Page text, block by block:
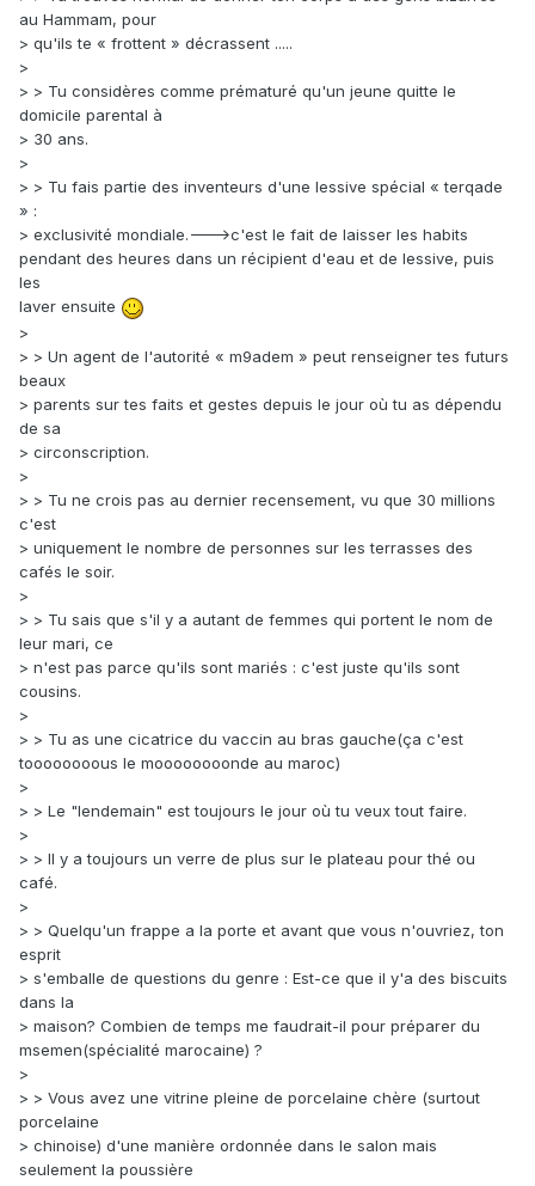
au Hammam, pour
> qu'ils te « frottent » décrassent .....
>
> > Tu considères comme prématuré qu'un jeune quitte le
domicile parental à
> 30 ans.
>
> > Tu fais partie des inventeurs d'une lessive spécial « terqade
» :
> exclusivité mondiale.--->c'est le fait de laisser les habits
pendant des heures dans un récipient d'eau et de lessive, puis
les
laver ensuite
>
> > Un agent de l'autorité « m9adem » peut renseigner tes futurs
beaux
> parents sur tes faits et gestes depuis le jour où tu as dépendu
de sa
> circonscription.
>
> > Tu ne crois pas au dernier recensement, vu que 30 millions
c'est
> uniquement le nombre de personnes sur les terrasses des
cafés le soir.
>
> > Tu sais que s'il y a autant de femmes qui portent le nom de
leur mari, ce
> n'est pas parce qu'ils sont mariés : c'est juste qu'ils sont
cousins.
>
> > Tu as une cicatrice du vaccin au bras gauche(ça c'est
toooooooous le moooooooonde au maroc)
>
> > Le "lendemain" est toujours le jour où tu veux tout faire.
>
> > Il y a toujours un verre de plus sur le plateau pour thé ou
café.
>
> > Quelqu'un frappe a la porte et avant que vous n'ouvriez, ton
esprit
> s'emballe de questions du genre : Est-ce que il y'a des biscuits
dans la
> maison? Combien de temps me faudrait-il pour préparer du
msemen(spécialité marocaine) ?
>
> > Vous avez une vitrine pleine de porcelaine chère (surtout
porcelaine
> chinoise) d'une manière ordonnée dans le salon mais
seulement la poussière